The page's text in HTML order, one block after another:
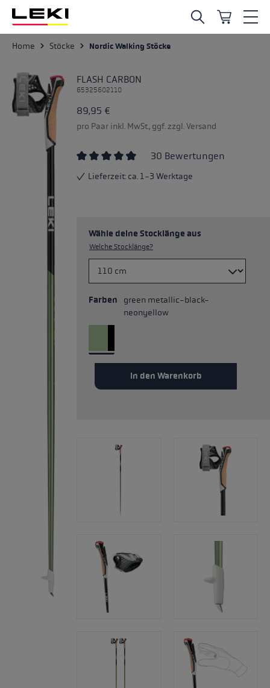
Zum Hauptinhalt springen
Home Stöcke Nordic Walking Stöcke
FLASH CARBON
65325602110
89,95 €
pro Paar inkl. MwSt., ggf. zzgl. Versand
30 Bewertungen
Lieferzeit: ca. 1-3 Werktage
Wähle deine Stocklänge aus
Welche Stocklänge?
Farben
green metallic-black-
neonyellow
In den Warenkorb